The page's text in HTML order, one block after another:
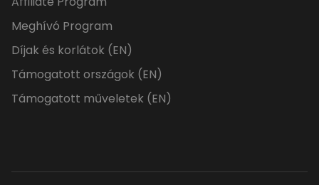
Meghívó Program
Díjak és korlátok (EN)
Támogatott országok (EN)
Támogatott műveletek (EN)